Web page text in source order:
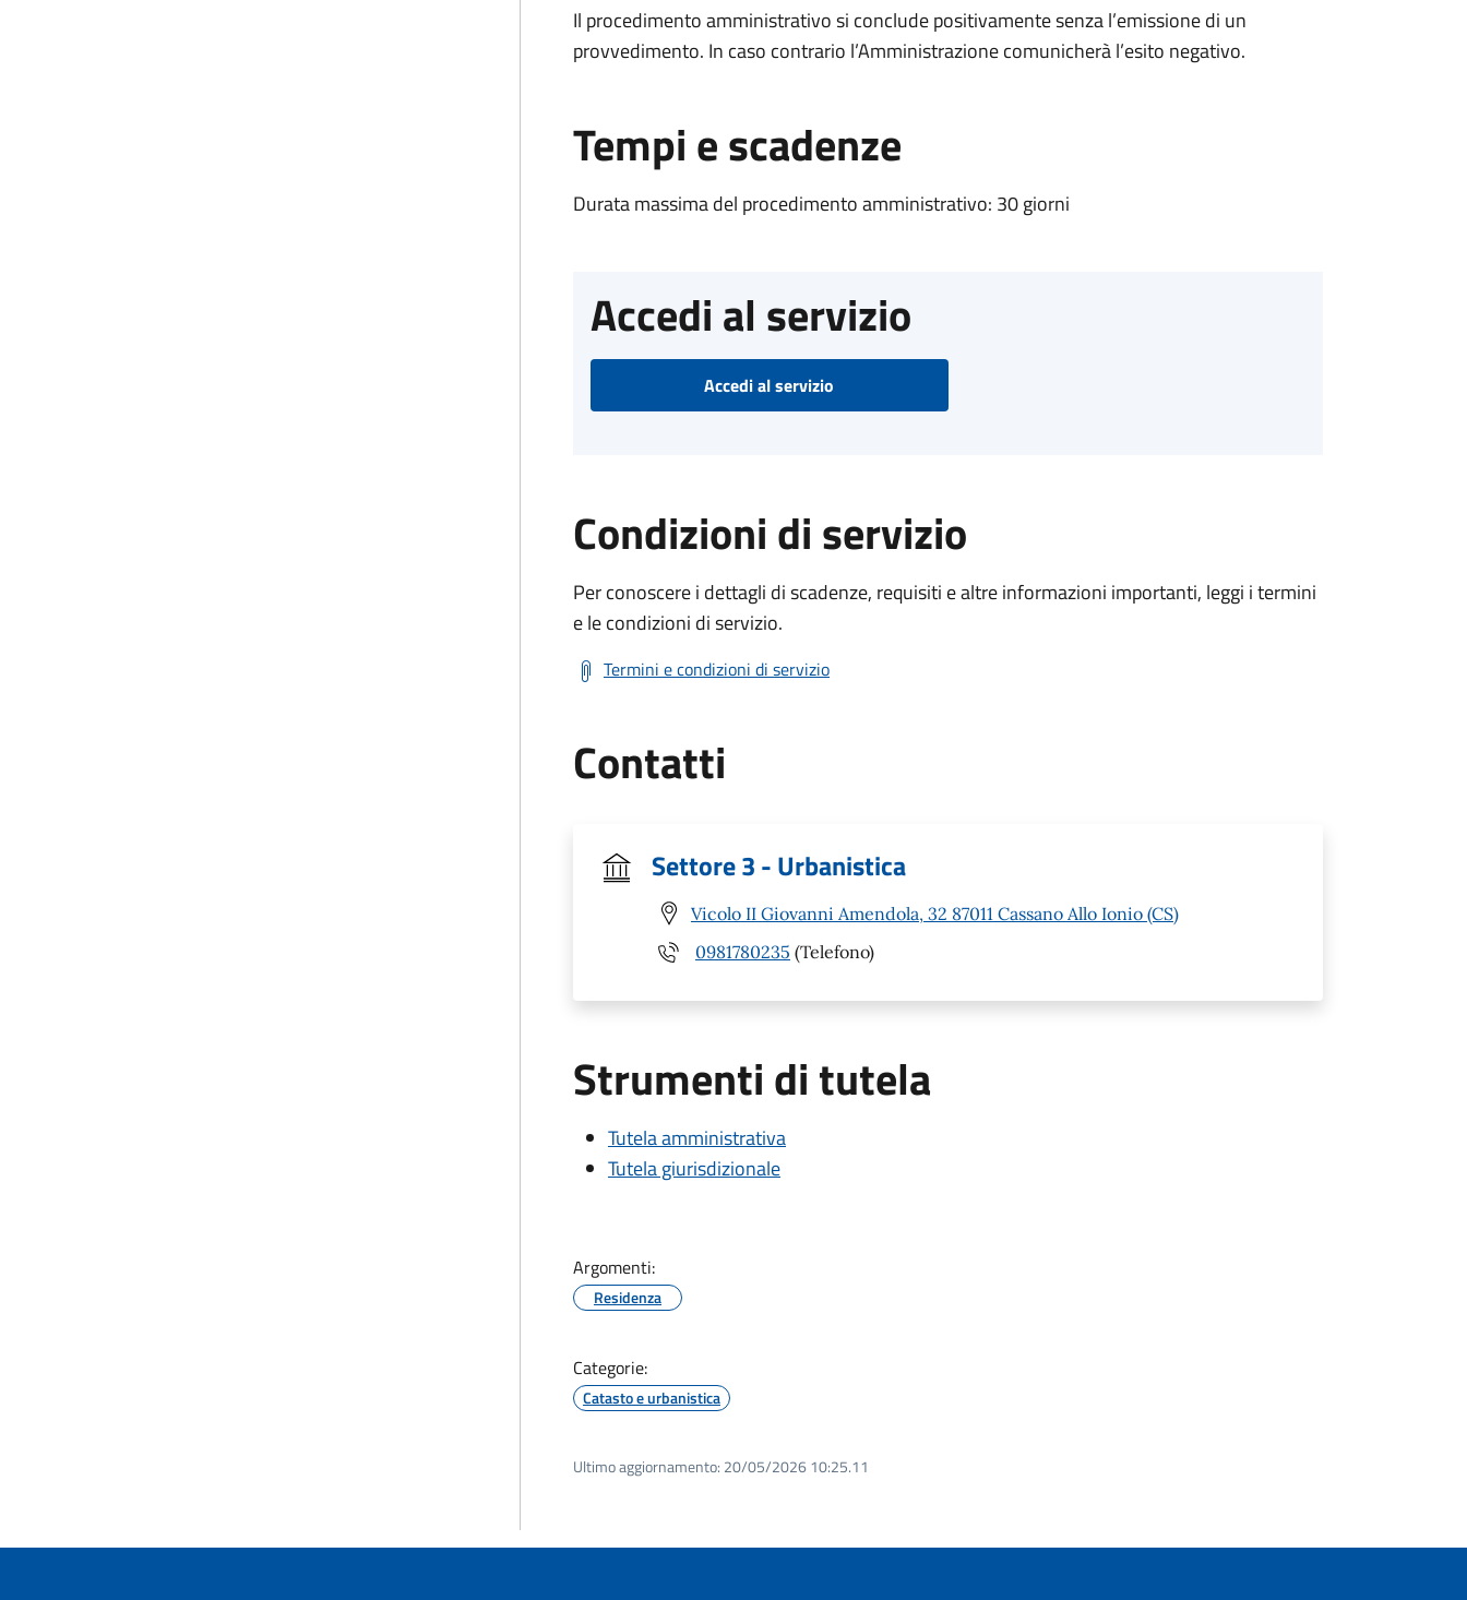
Il procedimento amministrativo si conclude positivamente senza l’emissione di un
provvedimento. In caso contrario l’Amministrazione comunicherà l’esito negativo.
Tempi e scadenze
Durata massima del procedimento amministrativo: 30 giorni
Accedi al servizio
Accedi al servizio
Condizioni di servizio
Per conoscere i dettagli di scadenze, requisiti e altre informazioni importanti, leggi i termini
e le condizioni di servizio.
Termini e condizioni di servizio
Contatti
Settore 3 - Urbanistica
Vicolo II Giovanni Amendola, 32 87011 Cassano Allo Ionio (CS)
0981780235 (Telefono)
Strumenti di tutela
Tutela amministrativa
Tutela giurisdizionale
Argomenti:
Residenza
Categorie:
Catasto e urbanistica
Ultimo aggiornamento: 20/05/2026 10:25.11